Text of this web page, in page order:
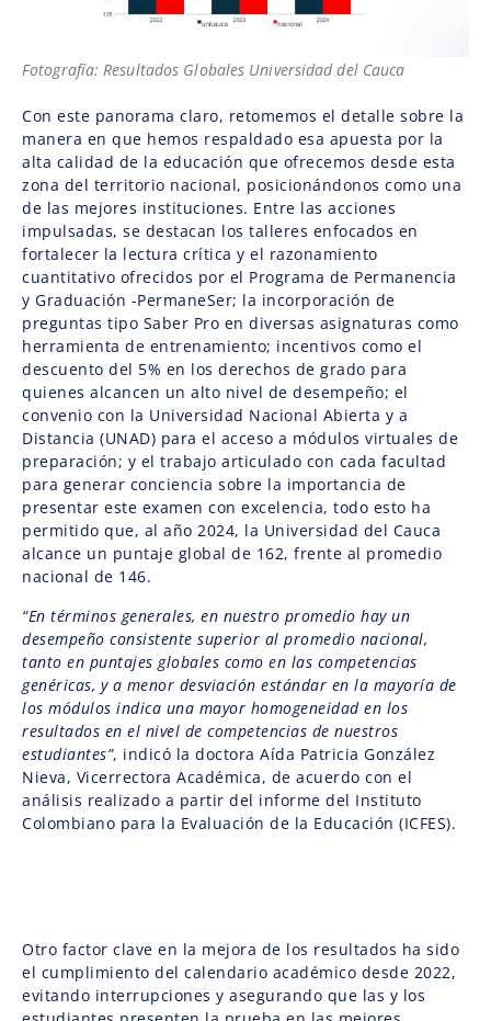
Fotografía: Resultados Globales Universidad del Cauca
Con este panorama claro, retomemos el detalle sobre la
manera en que hemos respaldado esa apuesta por la
alta calidad de la educación que ofrecemos desde esta
zona del territorio nacional, posicionándonos como una
de las mejores instituciones. Entre las acciones
impulsadas, se destacan los talleres enfocados en
fortalecer la lectura crítica y el razonamiento
cuantitativo ofrecidos por el Programa de Permanencia
y Graduación -PermaneSer; la incorporación de
preguntas tipo Saber Pro en diversas asignaturas como
herramienta de entrenamiento; incentivos como el
descuento del 5% en los derechos de grado para
quienes alcancen un alto nivel de desempeño; el
convenio con la Universidad Nacional Abierta y a
Distancia (UNAD) para el acceso a módulos virtuales de
preparación; y el trabajo articulado con cada facultad
para generar conciencia sobre la importancia de
presentar este examen con excelencia, todo esto ha
permitido que, al año 2024, la Universidad del Cauca
alcance un puntaje global de 162, frente al promedio
nacional de 146.
“En términos generales, en nuestro promedio hay un
desempeño consistente superior al promedio nacional,
tanto en puntajes globales como en las competencias
genéricas, y a menor desviación estándar en la mayoría de
los módulos indica una mayor homogeneidad en los
resultados en el nivel de competencias de nuestros
estudiantes”, indicó la doctora Aída Patricia González
Nieva, Vicerrectora Académica, de acuerdo con el
análisis realizado a partir del informe del Instituto
Colombiano para la Evaluación de la Educación (ICFES).
Otro factor clave en la mejora de los resultados ha sido
el cumplimiento del calendario académico desde 2022,
evitando interrupciones y asegurando que las y los